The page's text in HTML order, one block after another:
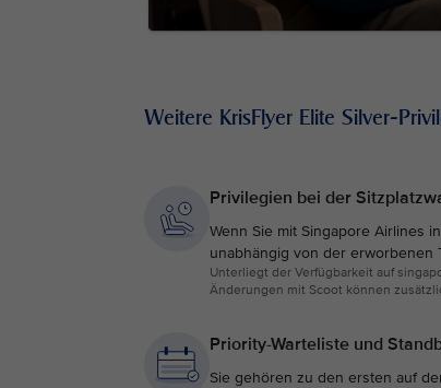
Weitere KrisFlyer Elite Silver-
Privilegien bei der
Wenn Sie mit Singapore Airlines
unabhängig von der erworbenen
Unterliegt der Verfügbarkeit auf
Änderungen mit Scoot können
Priority-Warteliste und
Sie gehören zu den ersten auf